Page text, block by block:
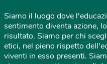
Siamo il luogo dove
sentimento diventa azione,
risultato. Siamo per chi
etici, nel pieno rispetto
viventi in esso presenti.